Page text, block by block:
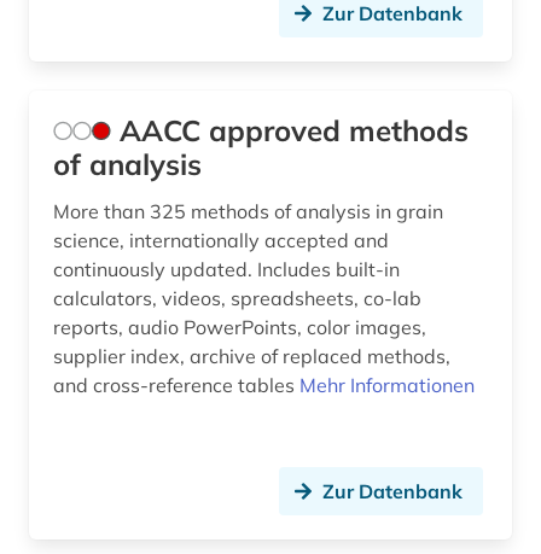
Zur Datenbank
AACC approved methods
of analysis
More than 325 methods of analysis in grain
science, internationally accepted and
continuously updated. Includes built-in
calculators, videos, spreadsheets, co-lab
reports, audio PowerPoints, color images,
supplier index, archive of replaced methods,
and cross-reference tables Mehr Informationen
Zur Datenbank